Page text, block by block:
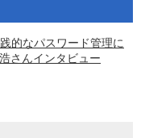
的なパスワード管理に
さんインタビュー